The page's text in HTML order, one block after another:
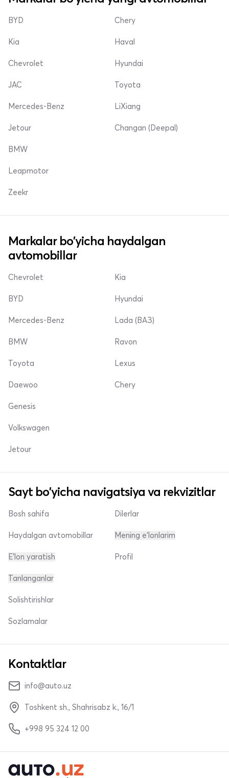
BYD
Kia
Chevrolet
Chery
Haval
Hyundai
JAC
Mercedes-Benz
Jetour
Toyota
LiXiang
Changan (Deepal)
BMW
Leapmotor
Zeekr
Markalar bo'yicha haydalgan
avtomobillar
Chevrolet
BYD
Mercedes-Benz
Kia
Hyundai
Lada (ВАЗ)
BMW
Toyota
Daewoo
Ravon
Lexus
Chery
Genesis
Volkswagen
Jetour
Sayt bo'yicha navigatsiya va rekvizitlar
Bosh sahifa
Haydalgan avtomobillar
E'lon yaratish
Dilerlar
Mening e'lonlarim
Profil
Tanlanganlar
Solishtirishlar
Sozlamalar
Kontaktlar
info@auto.uz
Toshkent sh., Shahrisabz k., 16/1
+998 95 324 12 00